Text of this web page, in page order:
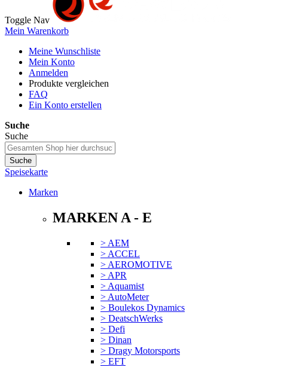
Toggle Nav
Mein Warenkorb
Meine Wunschliste
Mein Konto
Anmelden
Produkte vergleichen
FAQ
Ein Konto erstellen
Suche
Suche
Suche
Speisekarte
Marken
MARKEN A - E
> AEM
> ACCEL
> AEROMOTIVE
> APR
> Aquamist
> AutoMeter
> Boulekos Dynamics
> DeatschWerks
> Defi
> Dinan
> Dragy Motorsports
> EFT